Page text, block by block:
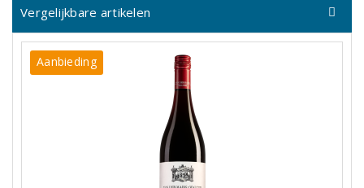
Vergelijkbare artikelen
Aanbieding